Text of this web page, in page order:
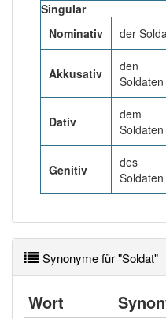
Singular
Nominativ
der
Akkusativ
den
Soldaten
Dativ
dem
Soldaten
Genitiv
des
Soldaten
Synonyme für "Soldat"
Wort